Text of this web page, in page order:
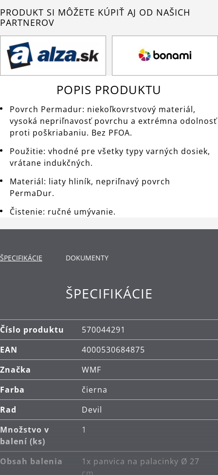
PRODUKT SI MÔŽETE KÚPIŤ AJ OD NAŠICH
PARTNEROV
POPIS PRODUKTU
Povrch Permadur: niekoľkovrstvový materiál,
vysoká nepriľnavosť povrchu a extrémna odolnosť
proti poškriabaniu. Bez PFOA.
Použitie: vhodné pre všetky typy varných dosiek,
vrátane indukčných.
Materiál: liaty hliník, nepriľnavý povrch
PermaDur.
Čistenie: ručné umývanie.
ŠPECIFIKÁCIE DOKUMENTY
ŠPECIFIKÁCIE
Číslo produktu
570044291
EAN
4000530684875
Značka
WMF
Farba
čierna
Rad
Devil
Množstvo v
balení (ks)
1
Obsah balenia
1x panvica na palacinky Ø 27